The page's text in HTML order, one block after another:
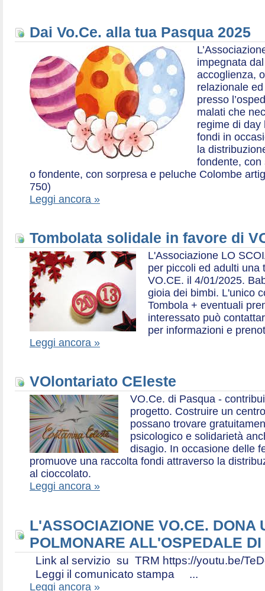
Dai Vo.Ce. alla tua Pasqua 2025
impegnata
accoglienza,
relazionale
presso
malati che
regime di day
fondi in
la
fondente, con
o fondente, con sorpresa e peluche Colombe
750)
Leggi ancora »
Tombolata solidale in favore di
L'Associazione LO
per piccoli ed adulti una
VO.CE. il 4/01/2025.
gioia dei bimbi. L'unico
Tombola + eventuali
interessato può
per informazioni e
Leggi ancora »
VOlontariato CEleste
VO.Ce. di Pasqua -
progetto. Costruire un
possano trovare
psicologico e solidarietà
disagio. In occasione delle
promuove una raccolta fondi attraverso la
al cioccolato.
Leggi ancora »
L'ASSOCIAZIONE VO.CE. DONA
POLMONARE ALL'OSPEDALE
Link al servizio su TRM https://youtu.be/
Leggi il comunicato stampa ...
Leggi ancora »